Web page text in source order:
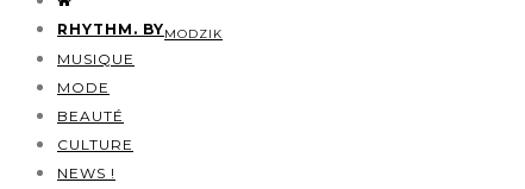
RHYTHM. BYMODZIK
MUSIQUE
MODE
BEAUTÉ
CULTURE
NEWS !